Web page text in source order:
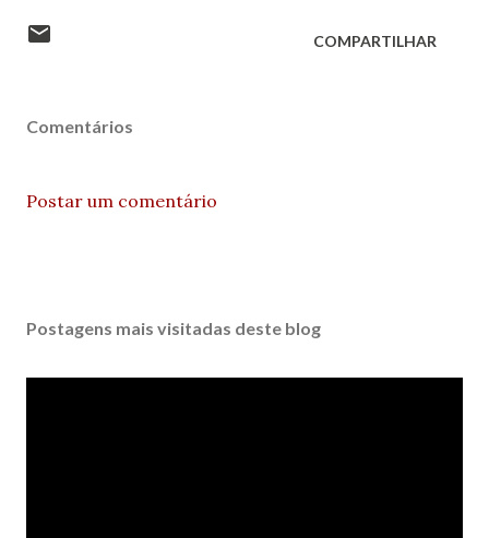
COMPARTILHAR
Comentários
Postar um comentário
Postagens mais visitadas deste blog